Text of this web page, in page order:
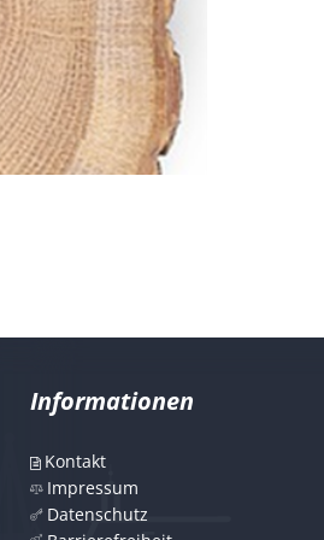
Informationen
Kontakt
Impressum
Datenschutz